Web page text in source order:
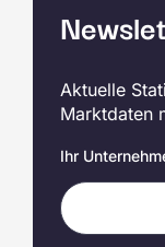
Aktuelle
Marktdaten
Ihr